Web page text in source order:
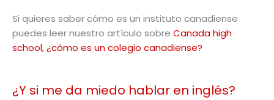
Si quieres saber cómo es un instituto canadiense
puedes leer nuestro artículo sobre Canada high
school, ¿cómo es un colegio canadiense?
¿Y si me da miedo hablar en inglés?